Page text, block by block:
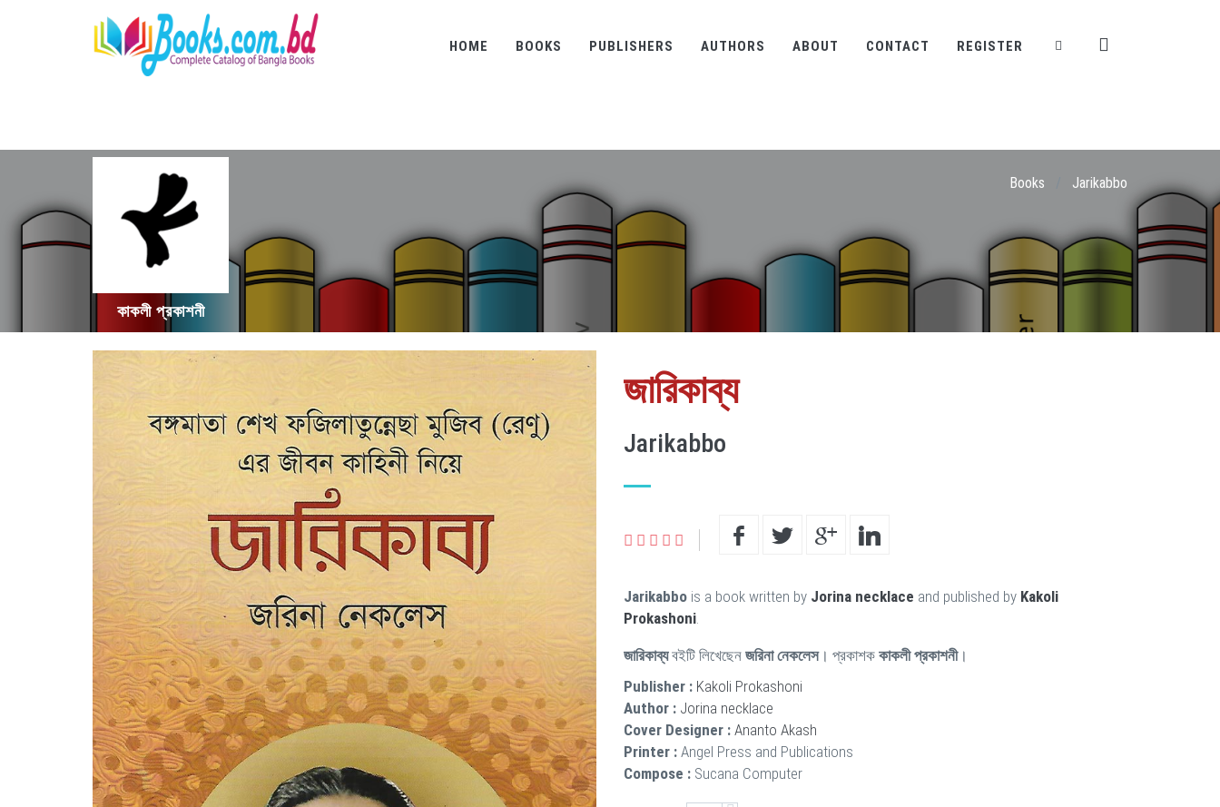
HOME BOOKS PUBLISHERS AUTHORS ABOUT CONTACT REGISTER
কাকলী প্রকাশনী
Books Jarikabbo
জারিকাব্য
Jarikabbo
Jarikabbo is a book written by Jorina necklace and published by Kakoli
Prokashoni.
জারিকাব্যবইটি লিখেছেন জরিনা নেকলেস। প্রকাশক কাকলী প্রকাশনী।
Publisher : Kakoli Prokashoni
Author : Jorina necklace
Cover Designer : Ananto Akash
Printer : Angel Press and Publications
Compose : Sucana Computer